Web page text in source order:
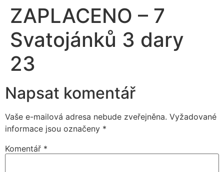
ZAPLACENO – 7
Svatojánků 3 dary
23
Napsat komentář
Vaše e-mailová adresa nebude zveřejněna. Vyžadované
informace jsou označeny *
Komentář *